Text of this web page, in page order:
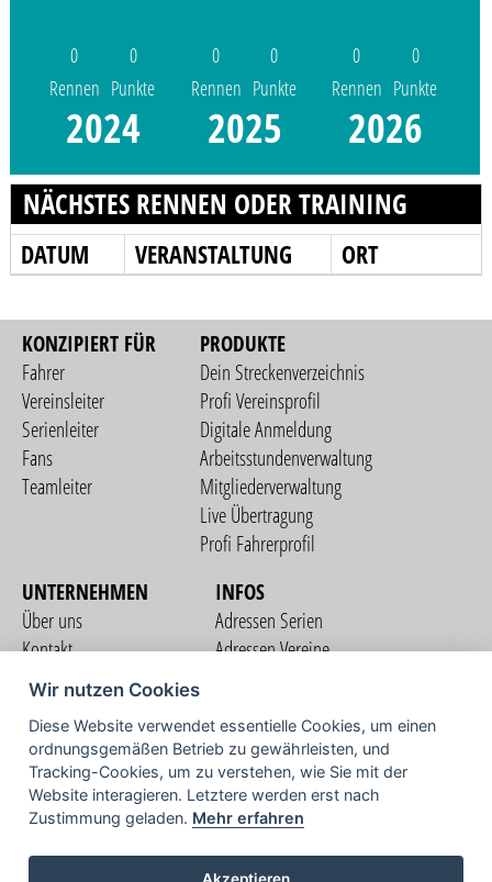
0
Rennen
0
Punkte
2024
0
Rennen
0
Punkte
2025
0
Rennen
0
Punkte
2026
NÄCHSTES RENNEN ODER TRAINING
DATUM VERANSTALTUNG ORT
KONZIPIERT FÜR
Fahrer
Vereinsleiter
Serienleiter
Fans
Teamleiter
PRODUKTE
Dein Streckenverzeichnis
Profi Vereinsprofil
Digitale Anmeldung
Arbeitsstundenverwaltung
Mitgliederverwaltung
Live Übertragung
Profi Fahrerprofil
UNTERNEHMEN
Über uns
Kontakt
Nutzungsbedingungen
Datenschutzerklärung
Impressum
INFOS
Adressen Serien
Adressen Vereine
COMMUNITY
TV
Wir nutzen Cookies
Diese Website verwendet essentielle Cookies, um einen
ordnungsgemäßen Betrieb zu gewährleisten, und
Tracking-Cookies, um zu verstehen, wie Sie mit der
Website interagieren. Letztere werden erst nach
Zustimmung geladen. Mehr erfahren